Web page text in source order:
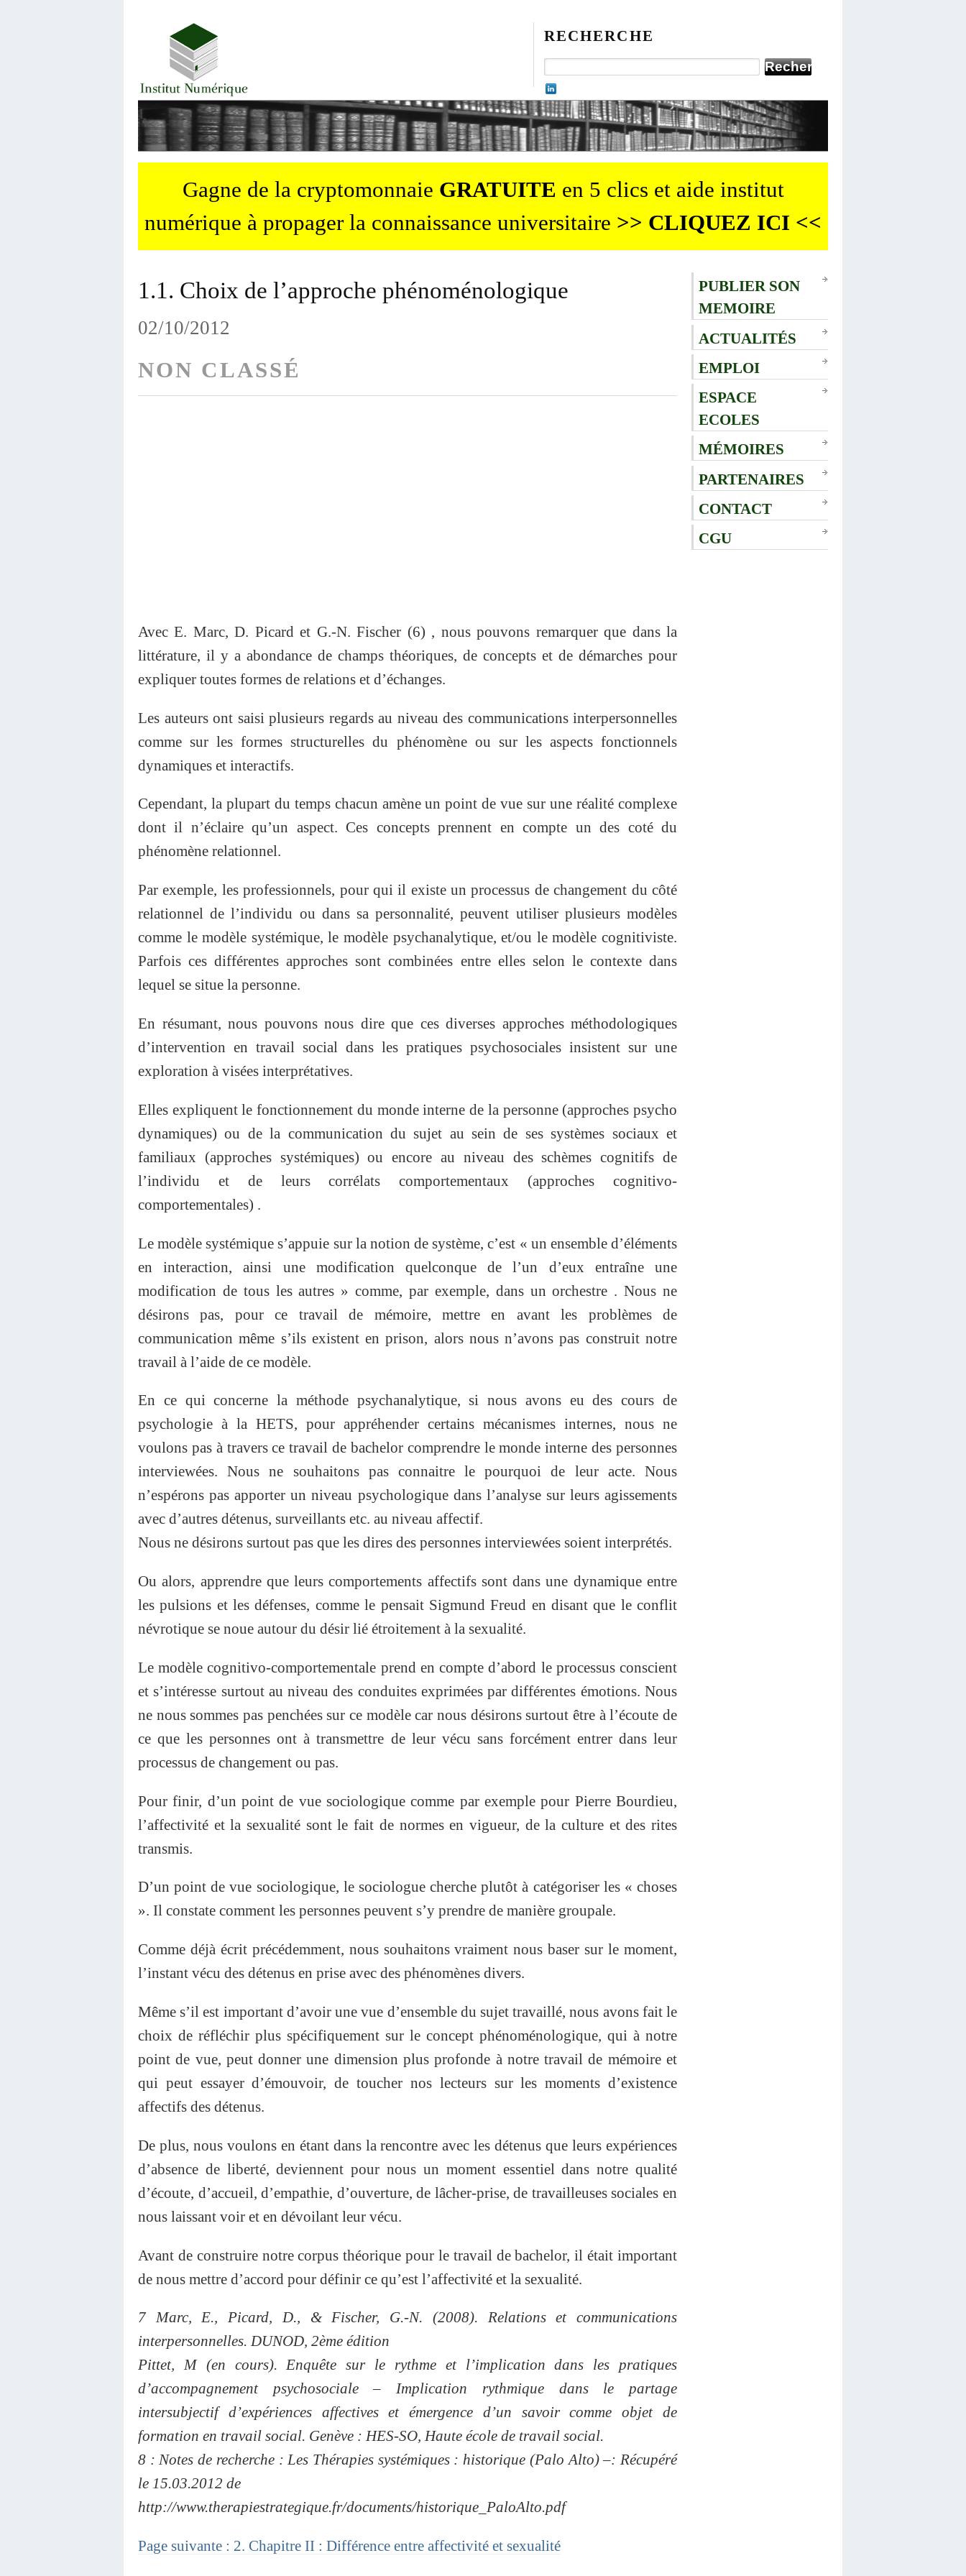
RECHERCHE
Gagne de la cryptomonnaie GRATUITE en 5 clics et aide institut
numérique à propager la connaissance universitaire >> CLIQUEZ ICI <<
1.1. Choix de l’approche phénoménologique
02/10/2012
NON CLASSÉ
Avec E. Marc, D. Picard et G.-N. Fischer (6) , nous pouvons remarquer que dans la
littérature, il y a abondance de champs théoriques, de concepts et de démarches pour
expliquer toutes formes de relations et d’échanges.
Les auteurs ont saisi plusieurs regards au niveau des communications interpersonnelles
comme sur les formes structurelles du phénomène ou sur les aspects fonctionnels
dynamiques et interactifs.
Cependant, la plupart du temps chacun amène un point de vue sur une réalité complexe
dont il n’éclaire qu’un aspect. Ces concepts prennent en compte un des coté du
phénomène relationnel.
Par exemple, les professionnels, pour qui il existe un processus de changement du côté
relationnel de l’individu ou dans sa personnalité, peuvent utiliser plusieurs modèles
comme le modèle systémique, le modèle psychanalytique, et/ou le modèle cognitiviste.
Parfois ces différentes approches sont combinées entre elles selon le contexte dans
lequel se situe la personne.
En résumant, nous pouvons nous dire que ces diverses approches méthodologiques
d’intervention en travail social dans les pratiques psychosociales insistent sur une
exploration à visées interprétatives.
Elles expliquent le fonctionnement du monde interne de la personne (approches psycho
dynamiques) ou de la communication du sujet au sein de ses systèmes sociaux et
familiaux (approches systémiques) ou encore au niveau des schèmes cognitifs de
l’individu et de leurs corrélats comportementaux (approches cognitivo-
comportementales) .
Le modèle systémique s’appuie sur la notion de système, c’est « un ensemble d’éléments
en interaction, ainsi une modification quelconque de l’un d’eux entraîne une
modification de tous les autres » comme, par exemple, dans un orchestre . Nous ne
désirons pas, pour ce travail de mémoire, mettre en avant les problèmes de
communication même s’ils existent en prison, alors nous n’avons pas construit notre
travail à l’aide de ce modèle.
En ce qui concerne la méthode psychanalytique, si nous avons eu des cours de
psychologie à la HETS, pour appréhender certains mécanismes internes, nous ne
voulons pas à travers ce travail de bachelor comprendre le monde interne des personnes
interviewées. Nous ne souhaitons pas connaitre le pourquoi de leur acte. Nous
n’espérons pas apporter un niveau psychologique dans l’analyse sur leurs agissements
avec d’autres détenus, surveillants etc. au niveau affectif.
Nous ne désirons surtout pas que les dires des personnes interviewées soient interprétés.
Ou alors, apprendre que leurs comportements affectifs sont dans une dynamique entre
les pulsions et les défenses, comme le pensait Sigmund Freud en disant que le conflit
névrotique se noue autour du désir lié étroitement à la sexualité.
Le modèle cognitivo-comportementale prend en compte d’abord le processus conscient
et s’intéresse surtout au niveau des conduites exprimées par différentes émotions. Nous
ne nous sommes pas penchées sur ce modèle car nous désirons surtout être à l’écoute de
ce que les personnes ont à transmettre de leur vécu sans forcément entrer dans leur
processus de changement ou pas.
Pour finir, d’un point de vue sociologique comme par exemple pour Pierre Bourdieu,
l’affectivité et la sexualité sont le fait de normes en vigueur, de la culture et des rites
transmis.
D’un point de vue sociologique, le sociologue cherche plutôt à catégoriser les « choses
». Il constate comment les personnes peuvent s’y prendre de manière groupale.
Comme déjà écrit précédemment, nous souhaitons vraiment nous baser sur le moment,
l’instant vécu des détenus en prise avec des phénomènes divers.
Même s’il est important d’avoir une vue d’ensemble du sujet travaillé, nous avons fait le
choix de réfléchir plus spécifiquement sur le concept phénoménologique, qui à notre
point de vue, peut donner une dimension plus profonde à notre travail de mémoire et
qui peut essayer d’émouvoir, de toucher nos lecteurs sur les moments d’existence
affectifs des détenus.
De plus, nous voulons en étant dans la rencontre avec les détenus que leurs expériences
d’absence de liberté, deviennent pour nous un moment essentiel dans notre qualité
d’écoute, d’accueil, d’empathie, d’ouverture, de lâcher-prise, de travailleuses sociales en
nous laissant voir et en dévoilant leur vécu.
Avant de construire notre corpus théorique pour le travail de bachelor, il était important
de nous mettre d’accord pour définir ce qu’est l’affectivité et la sexualité.
7 Marc, E., Picard, D., & Fischer, G.-N. (2008). Relations et communications
interpersonnelles. DUNOD, 2ème édition
Pittet, M (en cours). Enquête sur le rythme et l’implication dans les pratiques
d’accompagnement psychosociale – Implication rythmique dans le partage
intersubjectif d’expériences affectives et émergence d’un savoir comme objet de
formation en travail social. Genève : HES-SO, Haute école de travail social.
8 : Notes de recherche : Les Thérapies systémiques : historique (Palo Alto) –: Récupéré
le 15.03.2012 de
http://www.therapiestrategique.fr/documents/historique_PaloAlto.pdf
Page suivante : 2. Chapitre II : Différence entre affectivité et sexualité
PUBLIER SON
MEMOIRE
ACTUALITÉS
EMPLOI
ESPACE
ECOLES
MÉMOIRES
PARTENAIRES
CONTACT
CGU